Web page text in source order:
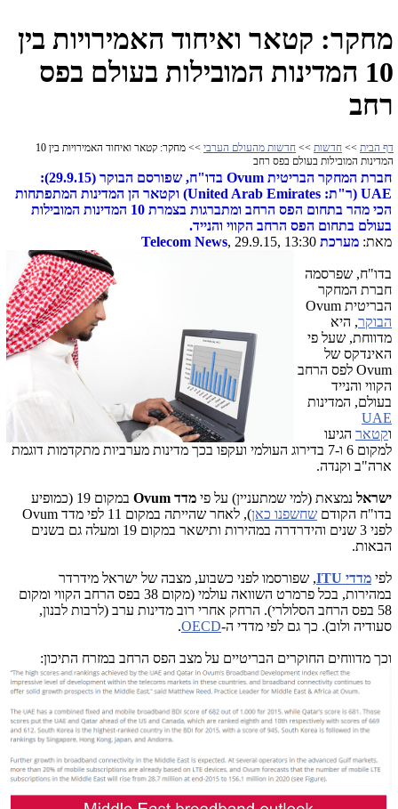
מחקר: קטאר ואיחוד האמירויות בין
10 המדינות המובילות בעולם בפס
רחב
דף הבית >> חדשות >> חדשות מהעולם הערבי
>> מחקר: קטאר ואיחוד האמירויות בין 10
המדינות המובילות בעולם בפס רחב
חברת המחקר הבריטית Ovum בדו"ח, שפורסם הבוקר (29.9.15):
UAE (ר"ת: United Arab Emirates) וקטאר הן המדינות המתפתחות
הכי מהר בתחום הפס הרחב ומתברגות בצמרת 10 המדינות המובילות
בעולם בתחום הפס הרחב הקווי והנייד.
מאת: מערכת Telecom News, 29.9.15, 13:30
בדו"ח, שפרסמה
חברת המחקר
הבריטית Ovum
הבוקר, היא
מדווחת, שעל פי
האינדקס של
Ovum לפס הרחב
הקווי והנייד
בעולם, המדינות
UAE
וקטאר הגיעו
למקום 6 ו-7 בדירוג העולמי ועקפו בכך מדינות מערביות מתקדמות דוגמת
ארה"ב וקנדה.
ישראל נמצאת (למי שמתעניין) על פי מדד Ovum
במקום 19 (כמופיע
בדו"ח הקודם שחשפנו כאן
), לאחר שהייתה במקום 11 לפי מדד Ovum
לפני 3 שנים והידרדרה במהירות ותישאר במקום 19 ומעלה גם בשנים
הבאות.
לפי מדדי ITU
, שפורסמו לפני כשבוע, מצבה של ישראל מידרדר
במהירות, בכל פרמרט השוואה עולמי (מקום 38 בפס הרחב הקווי ומקום
58 בפס הרחב הסלולרי). הרחק אחרי רוב מדינות ערב (לרבות לבנון,
סעודיה ולוב). כך גם לפי מדדי ה-OECD
.
וכך מדווחים החוקרים הבריטיים על מצב הפס הרחב במזרח התיכון: